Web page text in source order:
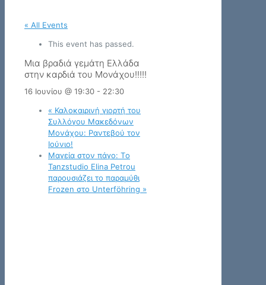
« All Events
This event has passed.
Μια βραδιά γεμάτη Ελλάδα
στην καρδιά του Μονάχου!!!!!
16 Ιουνίου @ 19:30 - 22:30
« Καλοκαιρινή γιορτή του
Συλλόγου Μακεδόνων
Μονάχου: Ραντεβού τον
Ιούνιο!
Μαγεία στον πάγο: Tο
Tanzstudio Elina Petrou
παρουσιάζει το παραμύθι
Frozen στο Unterföhring »